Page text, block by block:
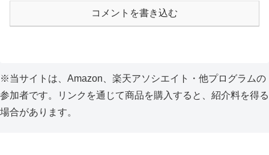
コメントを書き込む
※当サイトは、Amazon、楽天アソシエイト・他プログラムの
参加者です。リンクを通じて商品を購入すると、紹介料を得る
場合があります。